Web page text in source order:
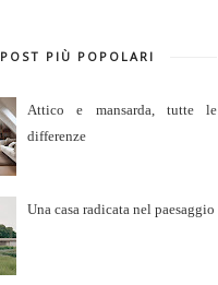
POST PIÙ POPOLARI
Attico e mansarda, tutte le
differenze
Una casa radicata nel paesaggio